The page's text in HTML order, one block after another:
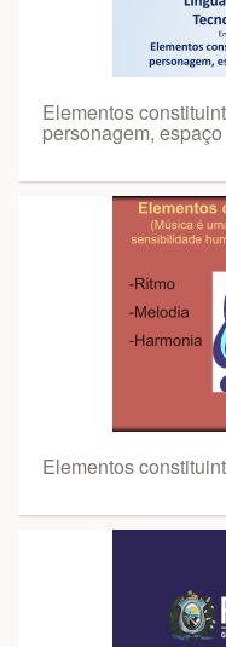
Elementos
personagem, espaço
Elementos